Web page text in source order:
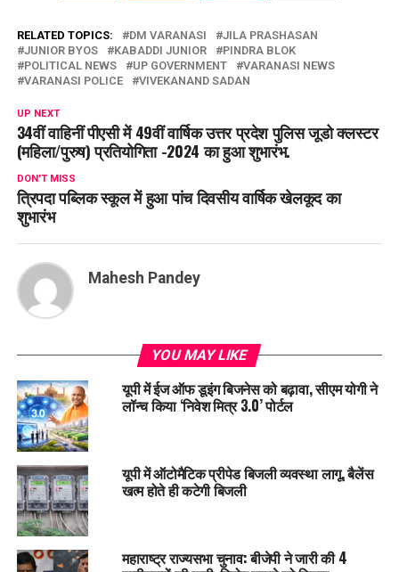
RELATED TOPICS: DM VARANASI
JILA PRASHASAN
JUNIOR BYOS
KABADDI JUNIOR
PINDRA BLOK
POLITICAL NEWS
UP GOVERNMENT
VARANASI NEWS
VARANASI POLICE
VIVEKANAND SADAN
UP NEXT
34वीं वाहिनीं पीएसी में 49वीं वार्षिक उत्तर प्रदेश पुलिस जूडो क्लस्टर
(महिला/पुरुष) प्रतियोगिता -2024 का हुआ शुभारंभ.
DON'T MISS
त्रिपदा पब्लिक स्कूल में हुआ पांच दिवसीय वार्षिक खेलकूद का
शुभारंभ
Mahesh Pandey
YOU MAY LIKE
यूपी में ईज ऑफ डूइंग बिजनेस को बढ़ावा, सीएम योगी ने
लॉन्च किया ‘निवेश मित्र 3.0’ पोर्टल
यूपी में ऑटोमैटिक प्रीपेड बिजली व्यवस्था लागू, बैलेंस
खत्म होते ही कटेगी बिजली
महाराष्ट्र राज्यसभा चुनाव: बीजेपी ने जारी की 4